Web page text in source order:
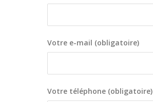
Votre e-mail (obligatoire)
Votre téléphone (obligatoire)